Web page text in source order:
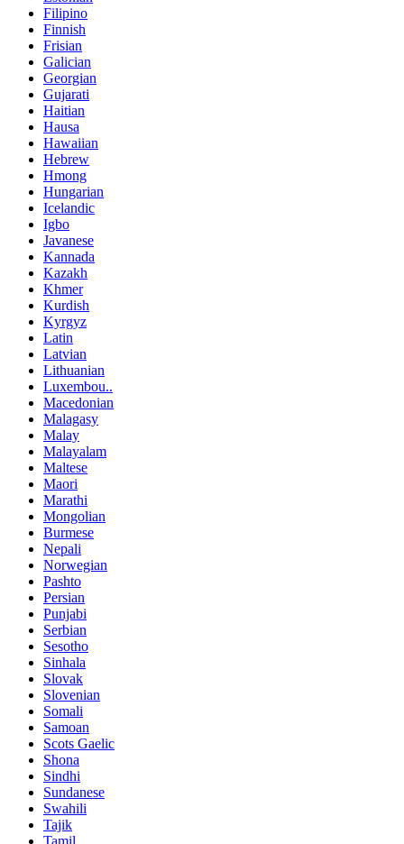
Filipino
Finnish
Frisian
Galician
Georgian
Gujarati
Haitian
Hausa
Hawaiian
Hebrew
Hmong
Hungarian
Icelandic
Igbo
Javanese
Kannada
Kazakh
Khmer
Kurdish
Kyrgyz
Latin
Latvian
Lithuanian
Luxembou..
Macedonian
Malagasy
Malay
Malayalam
Maltese
Maori
Marathi
Mongolian
Burmese
Nepali
Norwegian
Pashto
Persian
Punjabi
Serbian
Sesotho
Sinhala
Slovak
Slovenian
Somali
Samoan
Scots Gaelic
Shona
Sindhi
Sundanese
Swahili
Tajik
Tamil